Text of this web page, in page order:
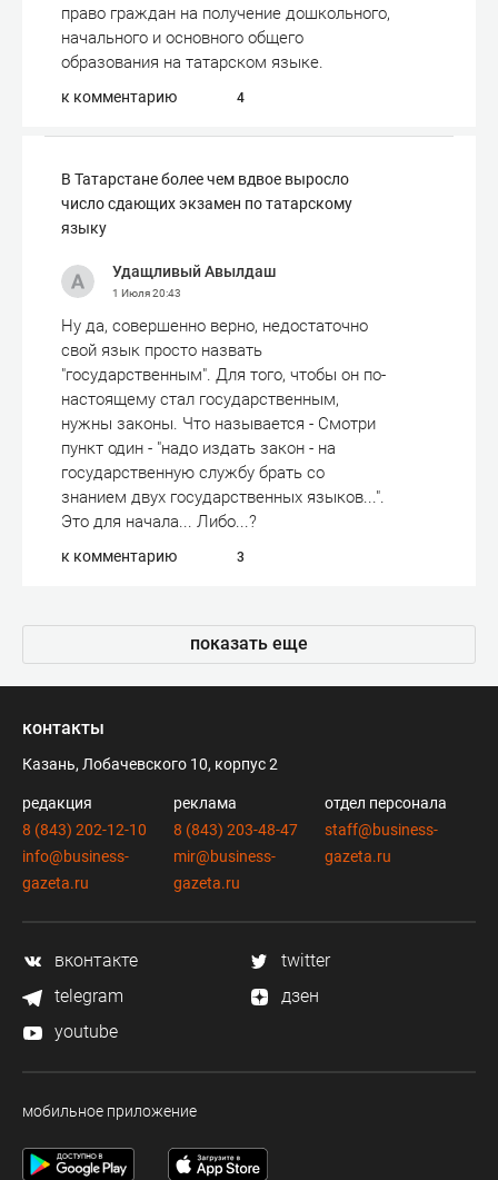
право граждан на получение дошкольного,
начального и основного общего
образования на татарском языке.
к комментарию 4
В Татарстане более чем вдвое выросло
число сдающих экзамен по татарскому
языку
Удащливый Авылдаш
1 Июля20:43
Ну да, совершенно верно, недостаточно
свой язык просто назвать
"государственным". Для того, чтобы он по-
настоящему стал государственным,
нужны законы. Что называется - Смотри
пункт один - "надо издать закон - на
государственную службу брать со
знанием двух государственных языков...".
Это для начала... Либо...?
к комментарию 3
показать еще
контакты
Казань, Лобачевского 10, корпус 2
редакция
8 (843) 202-12-10
info@business-
gazeta.ru
реклама
8 (843) 203-48-47
mir@business-
gazeta.ru
отдел персонала
staff@business-
gazeta.ru
вконтакте
twitter
telegram
дзен
youtube
мобильное приложение